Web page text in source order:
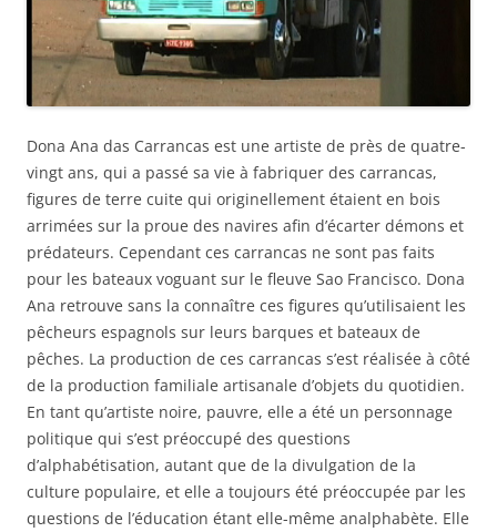
Dona Ana das Carrancas est une artiste de près de quatre-
vingt ans, qui a passé sa vie à fabriquer des carrancas,
figures de terre cuite qui originellement étaient en bois
arrimées sur la proue des navires afin d’écarter démons et
prédateurs. Cependant ces carrancas ne sont pas faits
pour les bateaux voguant sur le fleuve Sao Francisco. Dona
Ana retrouve sans la connaître ces figures qu’utilisaient les
pêcheurs espagnols sur leurs barques et bateaux de
pêches. La production de ces carrancas s’est réalisée à côté
de la production familiale artisanale d’objets du quotidien.
En tant qu’artiste noire, pauvre, elle a été un personnage
politique qui s’est préoccupé des questions
d’alphabétisation, autant que de la divulgation de la
culture populaire, et elle a toujours été préoccupée par les
questions de l’éducation étant elle-même analphabète. Elle